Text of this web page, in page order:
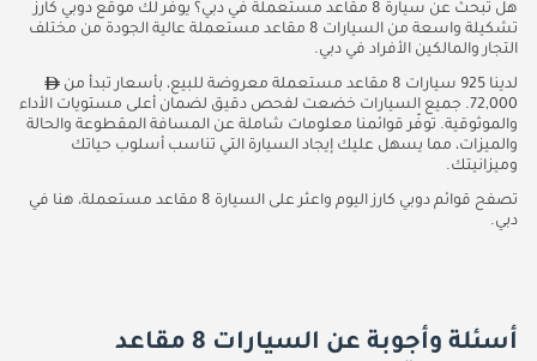
هل تبحث عن سيارة 8 مقاعد مستعملة في دبي؟ يوفر لك موقع دوبي كارز
تشكيلة واسعة من السيارات 8 مقاعد مستعملة عالية الجودة من مختلف
التجار والمالكين الأفراد في دبي.
لدينا 925 سيارات 8 مقاعد مستعملة معروضة للبيع، بأسعار تبدأ من
72,000. جميع السيارات خضعت لفحص دقيق لضمان أعلى مستويات الأداء
والموثوقية. توفّر قوائمنا معلومات شاملة عن المسافة المقطوعة والحالة
والميزات، مما يسهل عليك إيجاد السيارة التي تناسب أسلوب حياتك
وميزانيتك.
تصفح قوائم دوبي كارز اليوم واعثر على السيارة 8 مقاعد مستعملة، هنا في
دبي.
أسئلة وأجوبة عن السيارات 8 مقاعد